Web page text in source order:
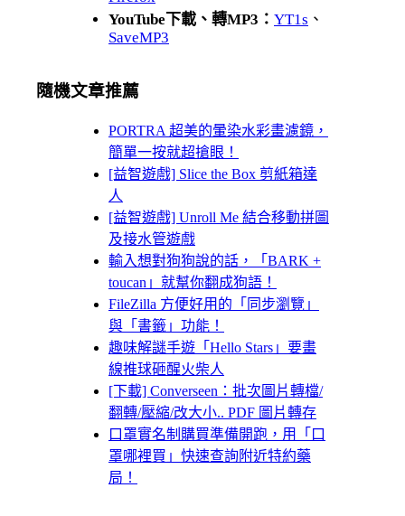
YouTube下載、轉MP3： YT1s 、
SaveMP3
隨機文章推薦
PORTRA 超美的暈染水彩畫濾鏡，
簡單一按就超搶眼！
[益智遊戲] Slice the Box 剪紙箱達
人
[益智遊戲] Unroll Me 結合移動拼圖
及接水管遊戲
輸入想對狗狗說的話，「BARK +
toucan」就幫你翻成狗語！
FileZilla 方便好用的「同步瀏覽」
與「書籤」功能！
趣味解謎手遊「Hello Stars」要畫
線推球砸醒火柴人
[下載] Converseen：批次圖片轉檔/
翻轉/壓縮/改大小.. PDF 圖片轉存
口罩實名制購買準備開跑，用「口
罩哪裡買」快速查詢附近特約藥
局！